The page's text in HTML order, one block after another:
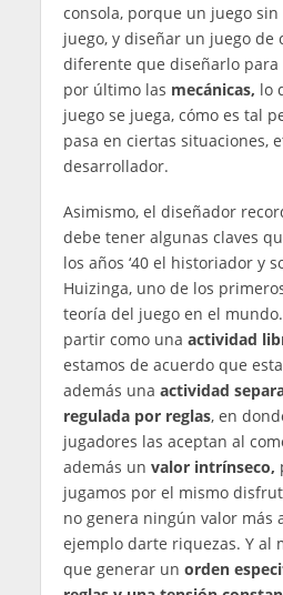
consola, porque un juego
juego, y diseñar un juego de
diferente que diseñarlo para
por último las mecánicas, lo
juego se juega, cómo es tal
pasa en ciertas situaciones,
desarrollador.
Asimismo, el diseñador
debe tener algunas claves
los años ‘40 el historiador y
Huizinga, uno de los
teoría del juego en el
partir como una actividad
estamos de acuerdo que
además una actividad
regulada por reglas, en
jugadores las aceptan al
además un valor intrínseco,
jugamos por el mismo
no genera ningún valor más
ejemplo darte riquezas. Y al
que generar un orden